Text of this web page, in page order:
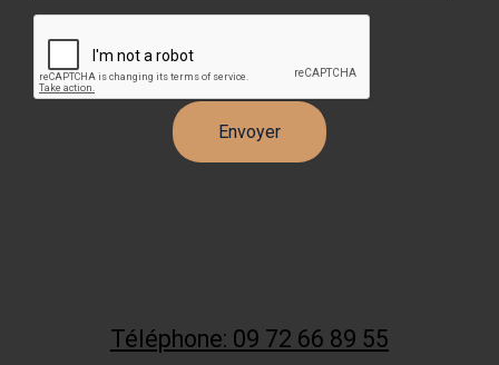
Téléphone: 09 72 66 89 55